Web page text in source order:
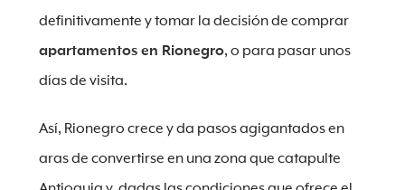
definitivamente y tomar la decisión de comprar
apartamentos en Rionegro, o para pasar unos
días de visita.
Así, Rionegro crece y da pasos agigantados en
aras de convertirse en una zona que catapulte